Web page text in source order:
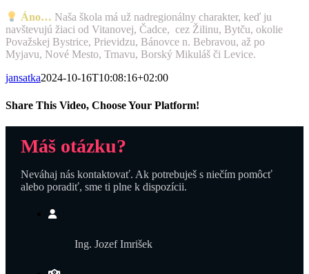
Áno… Naša škola má už nadregionálny charakter, keď ju
navštevujú žiaci od Vitanovej, Čadce, cez Žilinu, Bytču, okolie
Považskej Bystrice, Prievidzu, Bánovce n. Bebravou, až po
Myjavu, Nové Mesto, Trnavu, Borský Mikuláš či Levice.
jansatka2024-10-16T10:08:16+02:00
Share This Video, Choose Your Platform!
Máš otázku?
Neváhaj nás kontaktovať. Ak potrebuješ s niečím pomôcť
alebo poradiť, sme ti plne k dispozícii.
Ing. Jozef Imrišek